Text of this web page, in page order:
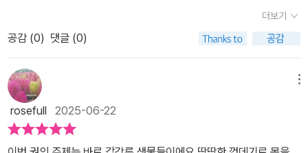
로요.​개천에 버려진 미국가재 스토리를 비롯하여..갯벌에서 펼쳐지는
에그박사 이야기가 흥미진진하였는데요.​생태계교란종인 미국가재를
하는 등..나쁜 사람들이 참 많더라고요.​이야기의 시작은 비내리는 밤
어떤 남성이 키우던 가재를 강에 버리는 모습으로요.​당황해하는 가재
인데 ..ㅠ알고보니 그 주변에는 이 녀석과 비슷한 외래종 가재들이 가
득..​이렇게 인공 하천에 버려지고 개체수를 늘린 녀석들이 많아졌더
라고요.​이녀석들 사정이 참으로 안타깝지만사실 토종 가재에게는 위
습니다.매번 다음 시리즈가 나오기만을 손꼽아 기다리죠. 자연생물
관찰 만화 <에그박사>는재밌는 학습만화에 더하여 아이가 좋아하는
생물이야기가 충성합니다.15권에는 딱딱한 껍데기로 몸을 보호하
는 갑각류 생물에 대한 이야기가 담겨 있어요.한국 토종 가재와 외래
종 가재를 비교하기도 하고, 청소부대 쥐며느리 군단 이야기, 도하새
우, 닭새우, 대하 등 대형 갑각류등의 특징을 살펴볼 수 있어요.우리나
라뿐만 아니라 유럽, 미국 등에서 분포하고 있는 바닷가재 등 대형 갑
더보기
공감 (0) 댓글 (0)
rosefull 2025-06-22